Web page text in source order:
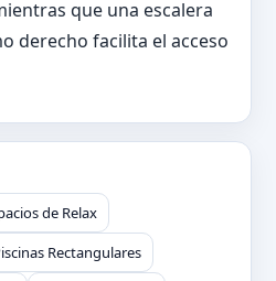
que una escalera
derecho facilita el acceso
de Relax
Rectangulares